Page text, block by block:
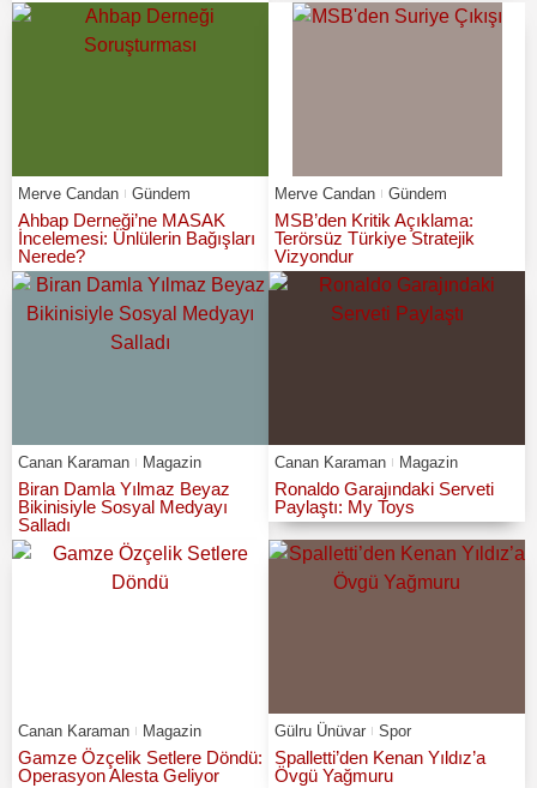
Merve Candan Gündem
Ahbap Derneği’ne MASAK
İncelemesi: Ünlülerin Bağışları
Nerede?
Merve Candan Gündem
MSB’den Kritik Açıklama:
Terörsüz Türkiye Stratejik
Vizyondur
Canan Karaman Magazin
Biran Damla Yılmaz Beyaz
Bikinisiyle Sosyal Medyayı
Salladı
Canan Karaman Magazin
Ronaldo Garajındaki Serveti
Paylaştı: My Toys
Canan Karaman Magazin
Gamze Özçelik Setlere Döndü:
Operasyon Alesta Geliyor
Gülru Ünüvar Spor
Spalletti’den Kenan Yıldız’a
Övgü Yağmuru